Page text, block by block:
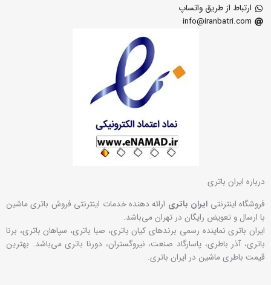
ارتباط از طریق واتساپ
info@iranbatri.com
درباره ایران باتری
فروشگاه اینترنتی ایران باتری ارائه دهنده خدمات اینترنتی فروش باتری ماشین
با ارسال و تعویض رایگان در تهران می‌باشد.
ایران باتری نماینده رسمی برندهای کیان باتری، صبا باتری، سپاهان باتری، برنا
باتری، آذر باطری، پاسارگاد صنعت، نیروگستران، دورنا باتری می‌باشد. بهترین
قیمت باطری ماشین در ایران باتری.